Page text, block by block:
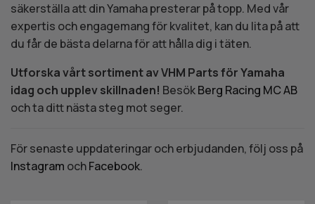
säkerställa att din Yamaha presterar på topp. Med vår
expertis och engagemang för kvalitet, kan du lita på att
du får de bästa delarna för att hålla dig i täten.
Utforska vårt sortiment av VHM Parts för Yamaha
idag och upplev skillnaden! BesökBerg Racing MC AB
och ta ditt nästa steg mot seger.
För senaste uppdateringar och erbjudanden, följ oss på
Instagram ochFacebook.